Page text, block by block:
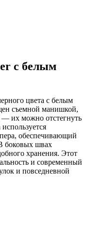
с белым
цвета с белым
съемной манишкой,
— их можно отстегнуть
обеспечивающий
боковых швах
хранения. Этот
и современный
и повседневной